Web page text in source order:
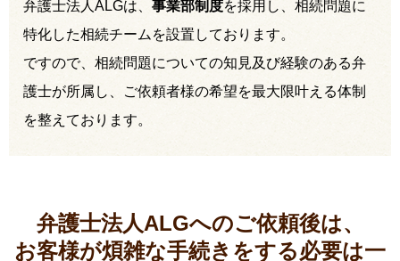
弁護士法人ALGは、 事業部制度を採用し、相続問題に
特化した相続チームを設置しております。
ですので、相続問題についての知見及び経験のある弁
護士が所属し、ご依頼者様の希望を最大限叶える体制
を整えております。
弁護士法人ALGへのご依頼後は、
お客様が煩雑な手続きをする必要は一